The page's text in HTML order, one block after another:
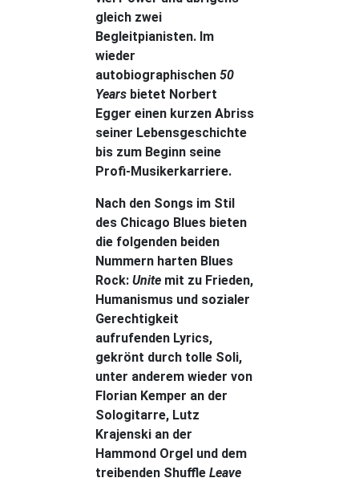
gleich zwei
Begleitpianisten. Im
wieder
autobiographischen 50
Years bietet Norbert
Egger einen kurzen Abriss
seiner Lebensgeschichte
bis zum Beginn seine
Profi-Musikerkarriere.
Nach den Songs im Stil
des Chicago Blues bieten
die folgenden beiden
Nummern harten Blues
Rock: Unite mit zu Frieden,
Humanismus und sozialer
Gerechtigkeit
aufrufenden Lyrics,
gekrönt durch tolle Soli,
unter anderem wieder von
Florian Kemper an der
Sologitarre, Lutz
Krajenski an der
Hammond Orgel und dem
treibenden Shuffle Leave